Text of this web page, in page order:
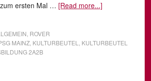
ersten Mal … [Read more...]
ROVER
MAINZ, KULTURBEUTEL
KULTURBEUTEL
2A2B